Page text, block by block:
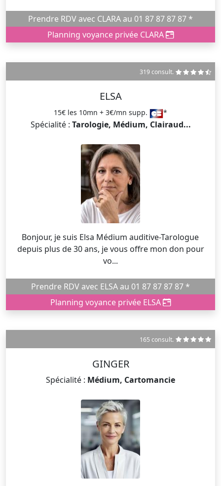
Prendre RDV avec CLARA au 01 87 87 87 87 *
Planning voyance privée CLARA
319 consult.
ELSA
15€ les 10mn + 3€/mn supp. *
Spécialité : Tarologie, Médium, Clairaud...
Bonjour, je suis Elsa Médium auditive-Tarologue
depuis plus de 30 ans, je vous offre mon don pour
vo...
Prendre RDV avec ELSA au 01 87 87 87 87 *
Planning voyance privée ELSA
165 consult.
GINGER
Spécialité : Médium, Cartomancie